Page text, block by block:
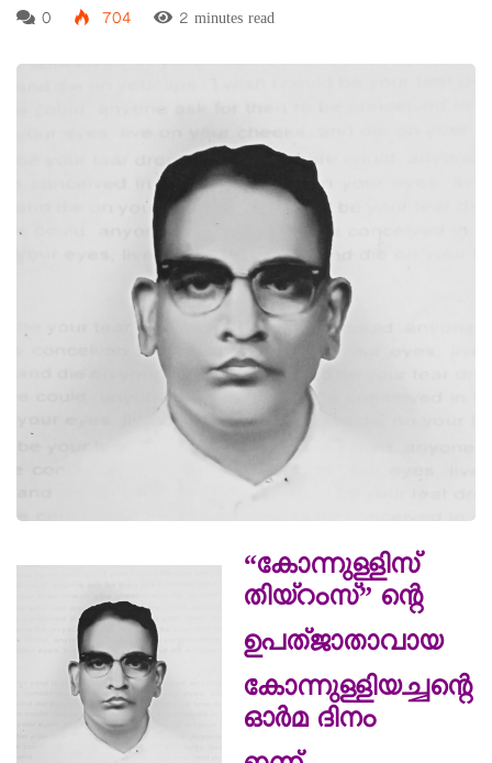
0
704 2 minutes read
“കോന്നുള്ളിസ്
തിയ്റംസ്” ന്റെ
ഉപത്ജാതാവായ
കോന്നുള്ളിയച്ചന്റെ
ഓർമ ദിനം